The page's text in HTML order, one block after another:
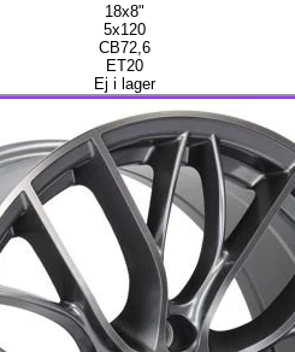
18x8"
5x120
CB72,6
ET20
Ej i lager